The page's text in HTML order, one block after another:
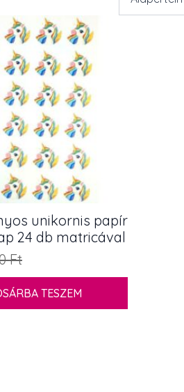
unikornis papír
24 db matricával
Ft
TESZEM